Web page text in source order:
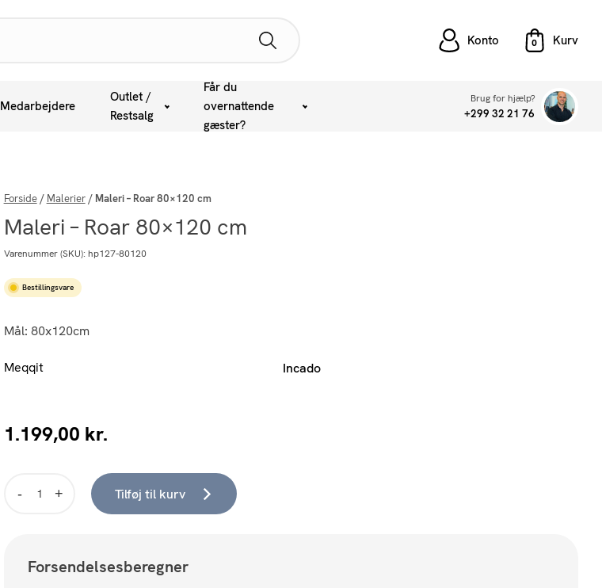
Konto
Medarbejdere
Outlet /
Restsalg
Får du
overnattende
gæster?
Brug for hjælp?
+299 32 21 76
Forside/ Malerier/ Maleri – Roar 80×120 cm
Maleri – Roar 80×120 cm
Varenummer (SKU): hp127-80120
Bestillingsvare
Mål: 80x120cm
Meqqit Incado
1.199,00 kr.
Tilføj til kurv
Forsendelsesberegner